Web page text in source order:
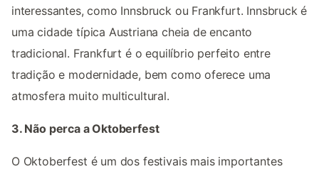
interessantes, como Innsbruck ou Frankfurt. Innsbruck é
uma cidade típica Austriana cheia de encanto
tradicional. Frankfurt é o equilíbrio perfeito entre
tradição e modernidade, bem como oferece uma
atmosfera muito multicultural.
3. Não perca a Oktoberfest
O Oktoberfest é um dos festivais mais importantes